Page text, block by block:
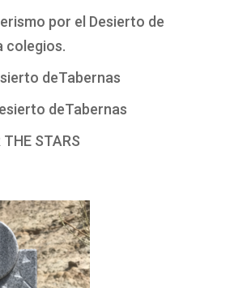
por el Desierto de
colegios.
deTabernas
deTabernas
THE STARS